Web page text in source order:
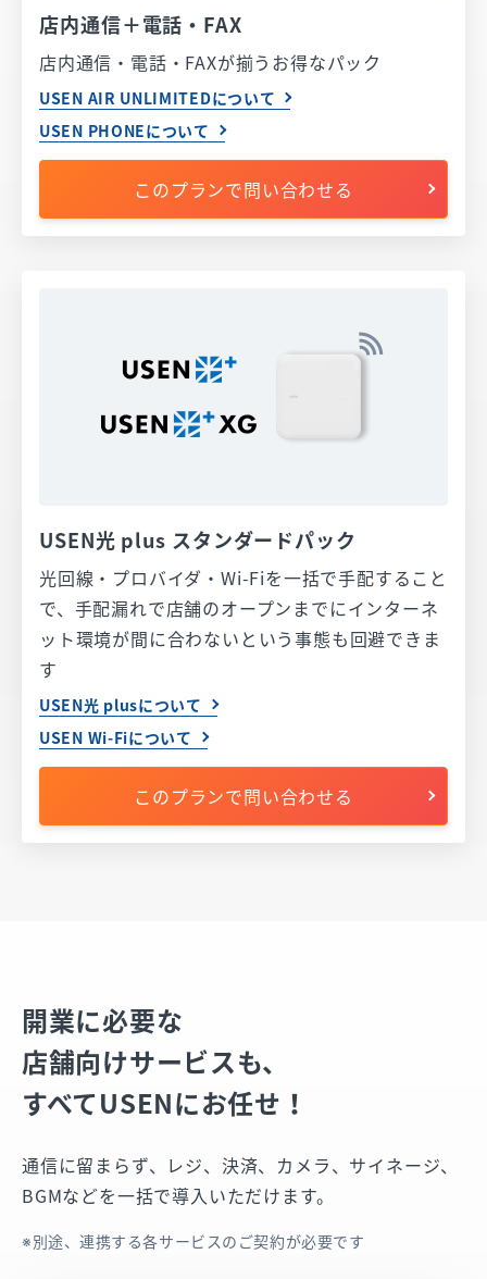
店内通信＋電話・FAX
店内通信・電話・FAXが揃うお得なパック
USEN AIR UNLIMITEDについて
USEN PHONEについて
このプランで問い合わせる
USEN光 plus スタンダードパック​
光回線・プロバイダ・Wi-Fiを一括で手配すること
で、手配漏れで店舗のオープンまでにインターネ
ット環境が間に合わないという事態も回避できま
す
USEN光 plusについて
USEN Wi-Fiについて
このプランで問い合わせる
開業に必要な
店舗向けサービスも、
すべてUSENにお任せ！
通信に留まらず、レジ、決済、カメラ、サイネージ、
BGMなどを一括で導入いただけます。​
※別途、連携する各サービスのご契約が必要です